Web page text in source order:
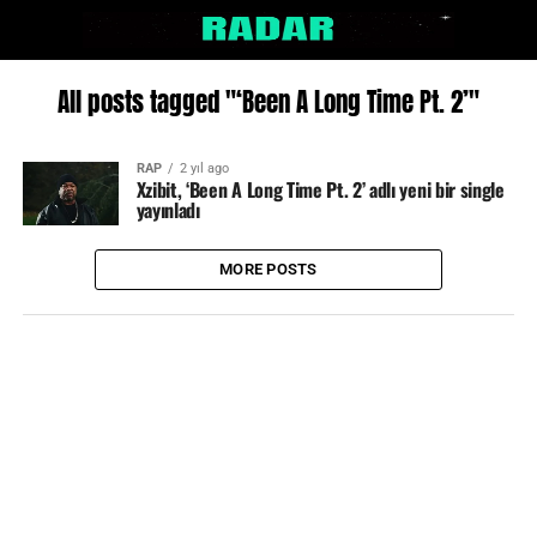
All posts tagged "‘Been A Long Time Pt. 2’"
RAP 2 yıl ago
Xzibit, ‘Been A Long Time Pt. 2’ adlı yeni bir single
yayınladı
MORE POSTS